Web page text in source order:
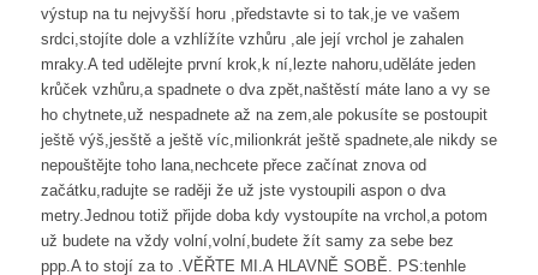
výstup na tu nejvyšší horu ,představte si to tak,je ve vašem
srdci,stojíte dole a vzhlížíte vzhůru ,ale její vrchol je zahalen
mraky.A ted udělejte první krok,k ní,lezte nahoru,uděláte jeden
krůček vzhůru,a spadnete o dva zpět,naštěstí máte lano a vy se
ho chytnete,už nespadnete až na zem,ale pokusíte se postoupit
ještě výš,jesště a ještě víc,milionkrát ještě spadnete,ale nikdy se
nepouštějte toho lana,nechcete přece začínat znova od
začátku,radujte se raději že už jste vystoupili aspon o dva
metry.Jednou totiž přijde doba kdy vystoupíte na vrchol,a potom
už budete na vždy volní,volní,budete žít samy za sebe bez
ppp.A to stojí za to .VĚŘTE MI.A HLAVNĚ SOBĚ. PS:tenhle